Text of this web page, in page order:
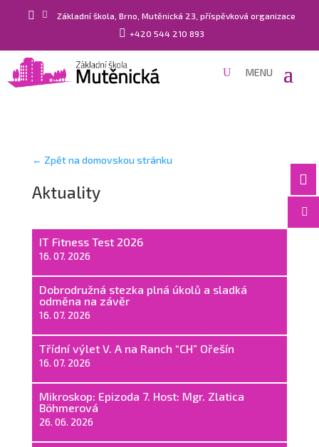
  Základní škola, Brno, Mutěnická 23, příspěvková organizace
 +420 544 210 893


← Zpět na domovskou stránku
Aktuality
IT Fitness Test 2026
16. 07. 2026
Dobrodružná stezka plná úkolů a sladká
odměna na závěr
16. 07. 2026
Třídní výlet V. A na Ranch “CH” Ořešín
16. 07. 2026
Mikroskop: Epizoda 7. Host: Mgr. Zlatica
Böhmerová
26. 06. 2026